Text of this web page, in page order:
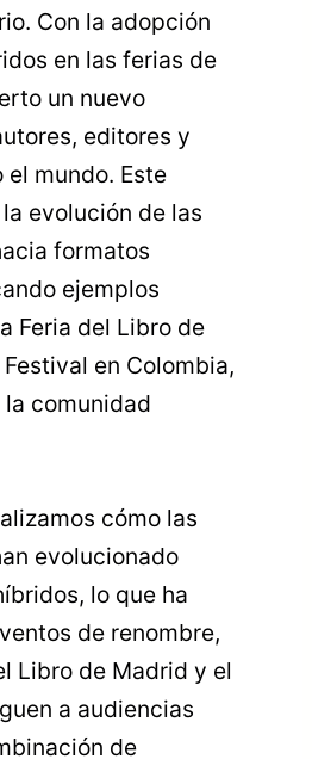
Con la adopción
en las ferias de
un nuevo
editores y
mundo. Este
evolución de las
formatos
ejemplos
Feria del Libro de
en Colombia,
comunidad
cómo las
evolucionado
lo que ha
de renombre,
Libro de Madrid y el
a audiencias
de